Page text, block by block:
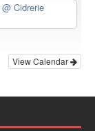
@ Cidrerie
View Calendar